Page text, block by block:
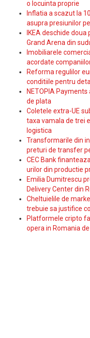
o locuinta proprie
Inflatia a scazut la
asupra presiunilor
IKEA deschide
Grand Arena din
Imobiliarele
acordate
Reforma regulilor
conditiile pentru
NETOPIA
de plata
Coletele extra-UE
taxa vamala de trei
logistica
Transformarile din
preturi de transfer
CEC Bank
urilor din productie
Emilia Dumitrescu
Delivery Center din
Cheltuielile de
trebuie sa justifice
Platformele cripto
opera in Romania